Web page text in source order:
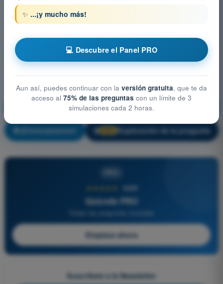
Restricciones del espacio aéreo
¡Entrenamiento! 🔒 Explicación de la pregunta
4,6/5
Quizvds PRO
Empieza ahora
Suscríbete a la Newsletter
✨ ...¡y mucho más!
💻 Descubre el Panel PRO
Aun así, puedes continuar con la versión gratuita, que te da
acceso al 75% de las preguntas con un límite de 3
simulaciones cada 2 horas.